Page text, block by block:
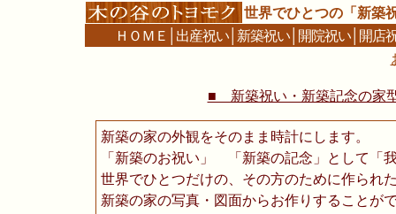
世界でひとつの「新築
ＨＯＭＥ 出産祝い 新築祝い 開院祝い 開店
■ 新築祝い・新築記念の
新築の家の外観をそのまま時計にします。
「新築のお祝い」 「新築の記念」として「
世界でひとつだけの、その方のために作られ
新築の家の写真・図面からお作りすることが